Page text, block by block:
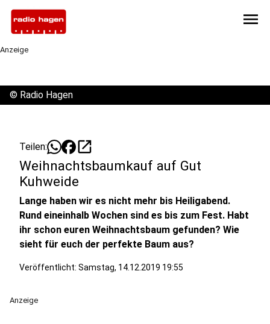
menu
Anzeige
© Radio Hagen
Teilen: open_in_new
Weihnachtsbaumkauf auf Gut
Kuhweide
Lange haben wir es nicht mehr bis Heiligabend.
Rund eineinhalb Wochen sind es bis zum Fest. Habt
ihr schon euren Weihnachtsbaum gefunden? Wie
sieht für euch der perfekte Baum aus?
Veröffentlicht: Samstag, 14.12.2019 19:55
Anzeige